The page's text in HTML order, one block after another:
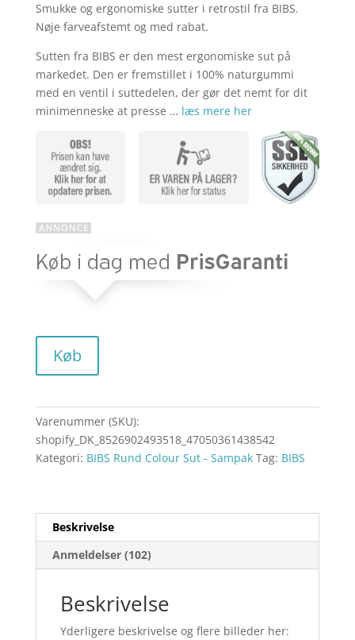
pris
var:
kr.
aktuelle
pris
er:
kr.
Smukke og ergonomiske sutter i retrostil fra BIBS.
Nøje farveafstemt og med rabat.
Sutten fra BIBS er den mest ergonomiske sut på
markedet. Den er fremstillet i 100% naturgummi
med en ventil i suttedelen, der gør det nemt for dit
minimenneske at presse … læs mere her
Køb
Varenummer (SKU):
shopify_DK_8526902493518_47050361438542
Kategori: BIBS Rund Colour Sut - Sampak Tag: BIBS
Beskrivelse
Anmeldelser (102)
Beskrivelse
Yderligere beskrivelse og flere billeder her: